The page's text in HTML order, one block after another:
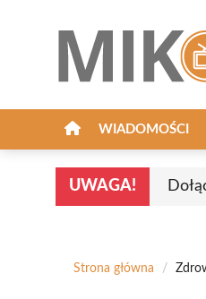
WIADOMOŚCI
UWAGA!
Strona główna /